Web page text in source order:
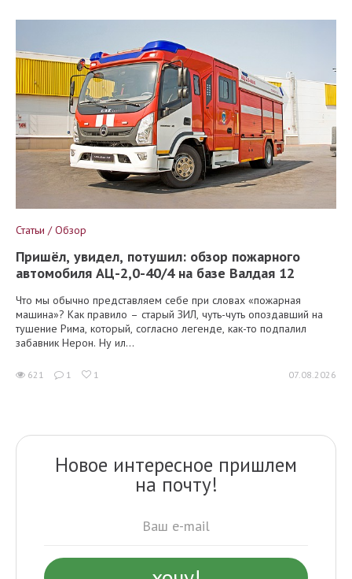
Статьи / Обзор
Пришёл, увидел, потушил: обзор пожарного
автомобиля АЦ-2,0-40/4 на базе Валдая 12
Что мы обычно представляем себе при словах «пожарная
машина»? Как правило – старый ЗИЛ, чуть-чуть опоздавший на
тушение Рима, который, согласно легенде, как-то подпалил
забавник Нерон. Ну ил...
621 1 1 07.08.2026
Новое интересное пришлем
на почту!